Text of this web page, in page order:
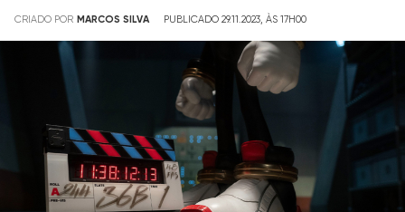
CRIADO POR MARCOS SILVA PUBLICADO 29.11.2023, ÀS 17H00